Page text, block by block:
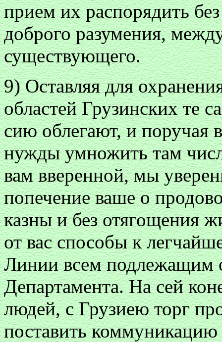
прием их распорядить
доброго разумения,
существующего.
9) Оставляя для
областей Грузинских те
сию облегают, и поручая
нужды умножить там
вам вверенной, мы
попечение ваше о
казны и без отягощения
от вас способы к
Линии всем подлежащим
Департамента. На сей
людей, с Грузиею торг
поставить